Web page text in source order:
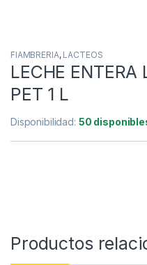
FIAMBRERIA, LACTEOS
LECHE ENTERA
PET 1 L
Disponibilidad: 50
Productos